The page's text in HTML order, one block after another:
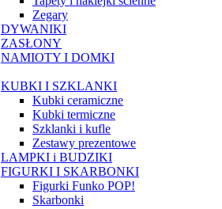
Zegary
DYWANIKI
ZASŁONY
NAMIOTY I DOMKI
KUBKI I SZKLANKI
Kubki ceramiczne
Kubki termiczne
Szklanki i kufle
Zestawy prezentowe
LAMPKI i BUDZIKI
FIGURKI I SKARBONKI
Figurki Funko POP!
Skarbonki